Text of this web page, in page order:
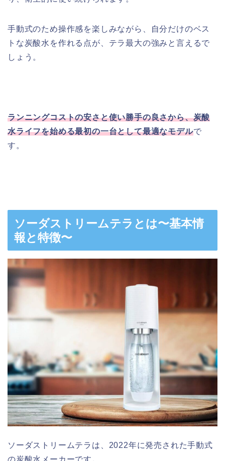
手動式のため操作感を楽しみながら、自分だけのベス
トな炭酸水を作れる点が、テラ最大の強みと言えるで
しょう。
ランニングコストの安さと使い勝手の良さから、炭酸
水ライフを始める最初の一台として最適なモデルで
す。
ソーダストリームテラとは〜基本情
報と特徴〜
ソーダストリームテラは、2022年に発売された手動式
の炭酸水メーカーです。